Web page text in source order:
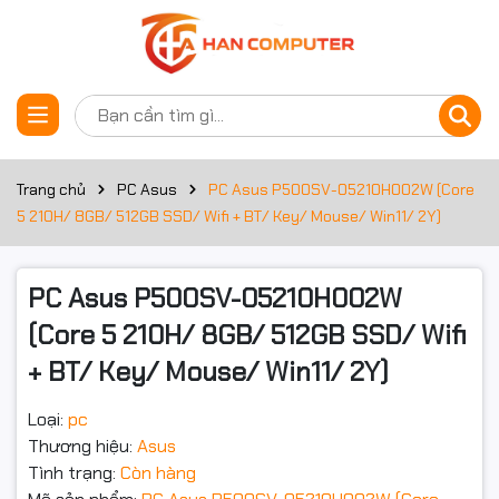
Trang chủ PC Asus
PC Asus P500SV-05210H002W (Core
5 210H/ 8GB/ 512GB SSD/ Wifi + BT/ Key/ Mouse/ Win11/ 2Y)
PC Asus P500SV-05210H002W
(Core 5 210H/ 8GB/ 512GB SSD/ Wifi
+ BT/ Key/ Mouse/ Win11/ 2Y)
Loại: pc
Thương hiệu: Asus
Tình trạng: Còn hàng
Thông số kỹ thuật
Bộ xử lý
Bộ VXL Core 5 210H 2.2GHz
Bộ nhớ RAM
Dung lượng RAM 8GB
Loại RAM DDR5
Tốc độ Bus RAM
Hỗ trợ RAM tối đa 64GB
Đặt trước sản phẩm